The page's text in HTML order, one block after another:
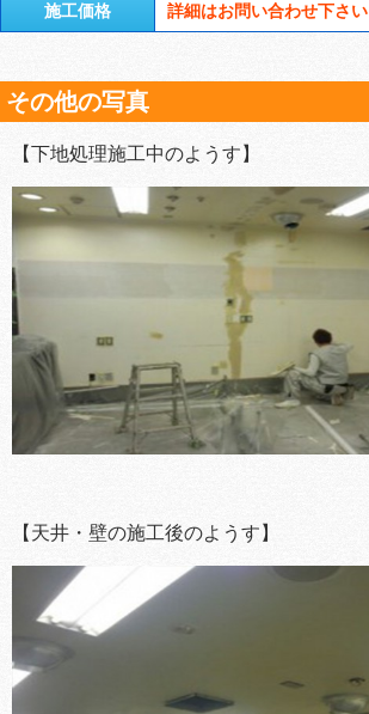
施工価格 詳細はお問い合わせ下さい
その他の写真
【下地処理施工中のようす】
【天井・壁の施工後のようす】